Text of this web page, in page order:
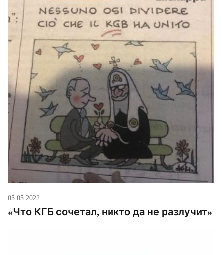
05.05.2022
«Что КГБ сочетал, никто да не разлучит»